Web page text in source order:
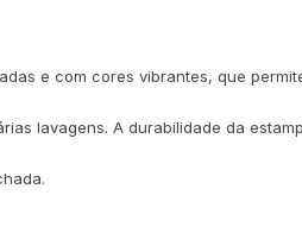
e com cores vibrantes, que
lavagens. A durabilidade da